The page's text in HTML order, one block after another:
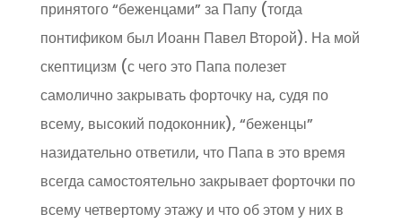
принятого “беженцами” за Папу (тогда
понтификом был Иоанн Павел Второй). На мой
скептицизм (с чего это Папа полезет
самолично закрывать форточку на, судя по
всему, высокий подоконник), “беженцы”
назидательно ответили, что Папа в это время
всегда самостоятельно закрывает форточки по
всему четвертому этажу и что об этом у них в